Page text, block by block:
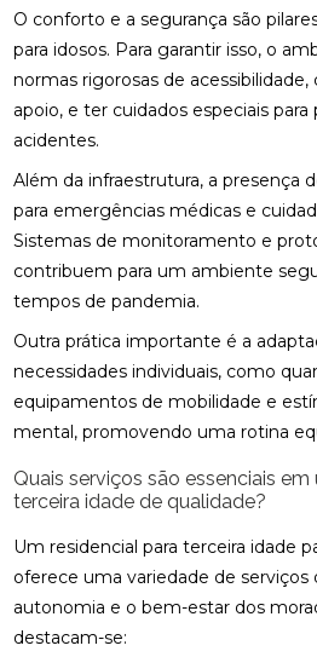
O conforto e a segurança são
para idosos. Para garantir isso, o
normas rigorosas de
apoio, e ter cuidados especiais
acidentes.
Além da infraestrutura, a presença
para emergências médicas e
Sistemas de monitoramento e
contribuem para um ambiente
tempos de pandemia.
Outra prática importante é a
necessidades individuais, como
equipamentos de mobilidade e
mental, promovendo uma rotina
Quais serviços são essenciais
terceira idade de qualidade?
Um residencial para terceira idade
oferece uma variedade de serviços
autonomia e o bem-estar dos
destacam-se: